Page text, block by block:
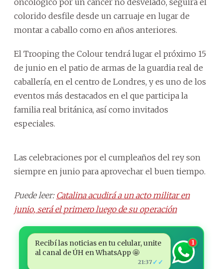
colorido desfile desde un carruaje en lugar de
montar a caballo como en años anteriores.
El Trooping the Colour tendrá lugar el próximo 15
de junio en el patio de armas de la guardia real de
caballería, en el centro de Londres, y es uno de los
eventos más destacados en el que participa la
familia real británica, así como invitados
especiales.
Las celebraciones por el cumpleaños del rey son
siempre en junio para aprovechar el buen tiempo.
Puede leer: Catalina acudirá a un acto militar en
junio, será el primero luego de su operación
Recibí las noticias en tu celular, unite
al canal de ÚH en WhatsApp 🤩
21:37 ✓✓
1